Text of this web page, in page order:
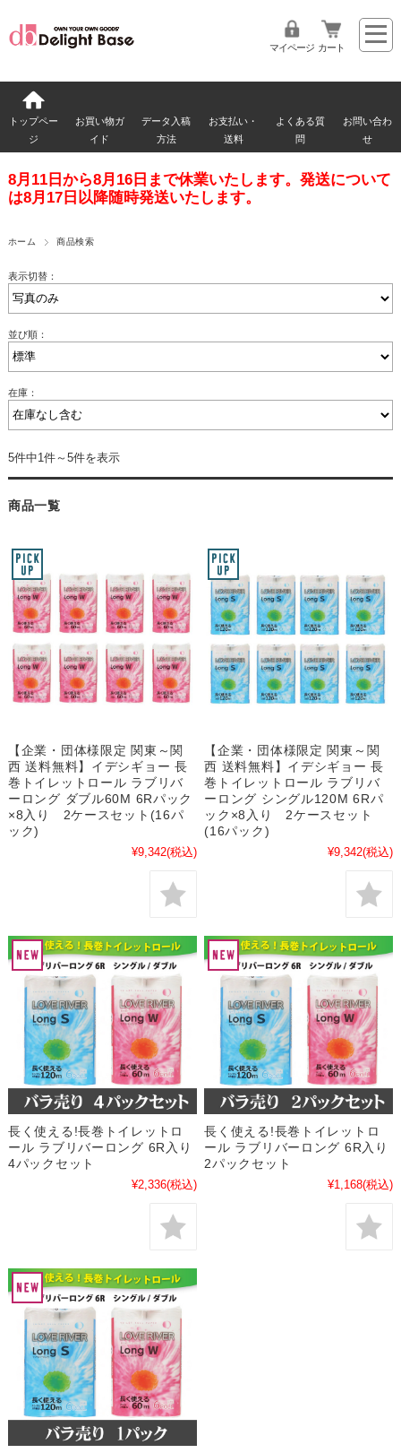
マイページ カート
トップペー
ジ
お買い物ガ
イド
データ入稿
方法
お支払い・
送料
よくある質
問
お問い合わ
せ
8月11日から8月16日まで休業いたします。発送について
は8月17日以降随時発送いたします。
ホーム 商品検索
表示切替：
並び順：
在庫：
5件中1件～5件を表示
商品一覧
【企業・団体様限定 関東～関
西 送料無料】イデシギョー 長
巻トイレットロール ラブリバ
ーロング ダブル60M 6Rパック
×8入り 2ケースセット(16パ
ック)
¥9,342(税込)
【企業・団体様限定 関東～関
西 送料無料】イデシギョー 長
巻トイレットロール ラブリバ
ーロング シングル120M 6Rパ
ック×8入り 2ケースセット
(16パック)
¥9,342(税込)
長く使える!長巻トイレットロ
ール ラブリバーロング 6R入り
4パックセット
¥2,336(税込)
長く使える!長巻トイレットロ
ール ラブリバーロング 6R入り
2パックセット
¥1,168(税込)